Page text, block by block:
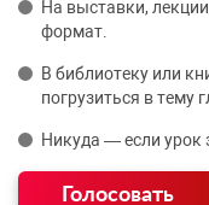
На выставки,
формат.
В библиотеку или
погрузиться в тему
Никуда — если урок